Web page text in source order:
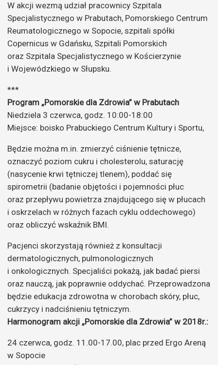
W akcji wezmą udział pracownicy Szpitala
Specjalistycznego w Prabutach, Pomorskiego Centrum
Reumatologicznego w Sopocie, szpitali spółki
Copernicus w Gdańsku, Szpitali Pomorskich
oraz Szpitala Specjalistycznego w Kościerzynie
i Wojewódzkiego w Słupsku.
***
Program „Pomorskie dla Zdrowia” w Prabutach
Niedziela 3 czerwca, godz. 10:00-18:00
Miejsce: boisko Prabuckiego Centrum Kultury i Sportu,
Będzie można m.in. zmierzyć ciśnienie tętnicze,
oznaczyć poziom cukru i cholesterolu, saturację
(nasycenie krwi tętniczej tlenem), poddać się
spirometrii (badanie objętości i pojemności płuc
oraz przepływu powietrza znajdującego się w płucach
i oskrzelach w różnych fazach cyklu oddechowego)
oraz obliczyć wskaźnik BMI.
Pacjenci skorzystają również z konsultacji
dermatologicznych, pulmonologicznych
i onkologicznych. Specjaliści pokażą, jak badać piersi
oraz nauczą, jak poprawnie oddychać. Przeprowadzona
będzie edukacja zdrowotna w chorobach skóry, płuc,
cukrzycy i nadciśnieniu tętniczym.
Harmonogram akcji „Pomorskie dla Zdrowia” w 2018r.:
24 czerwca, godz. 11.00-17.00, plac przed Ergo Areną
w Sopocie